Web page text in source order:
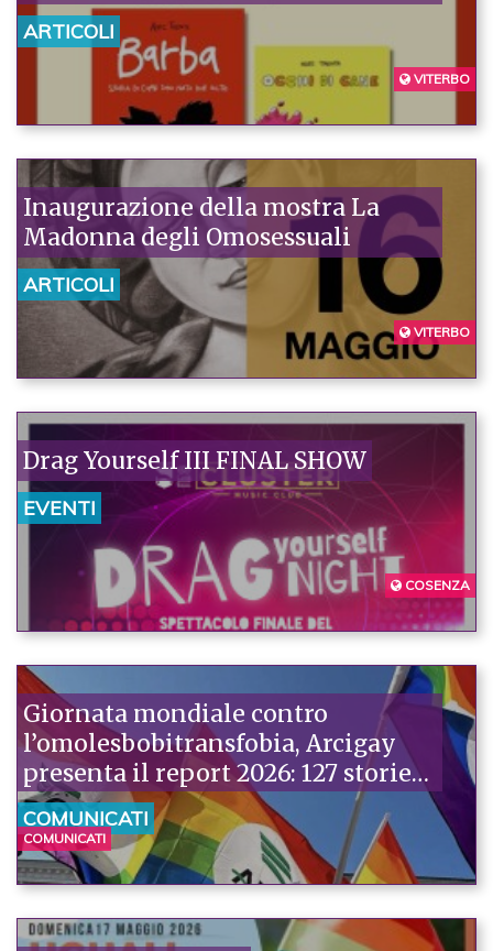
ARTICOLI
VITERBO
Inaugurazione della mostra La
Madonna degli Omosessuali
ARTICOLI
VITERBO
Drag Yourself III FINAL SHOW
EVENTI
COSENZA
Giornata mondiale contro
l’omolesbobitransfobia, Arcigay
presenta il report 2026: 127 storie
di violenza in un anno
COMUNICATI
COMUNICATI